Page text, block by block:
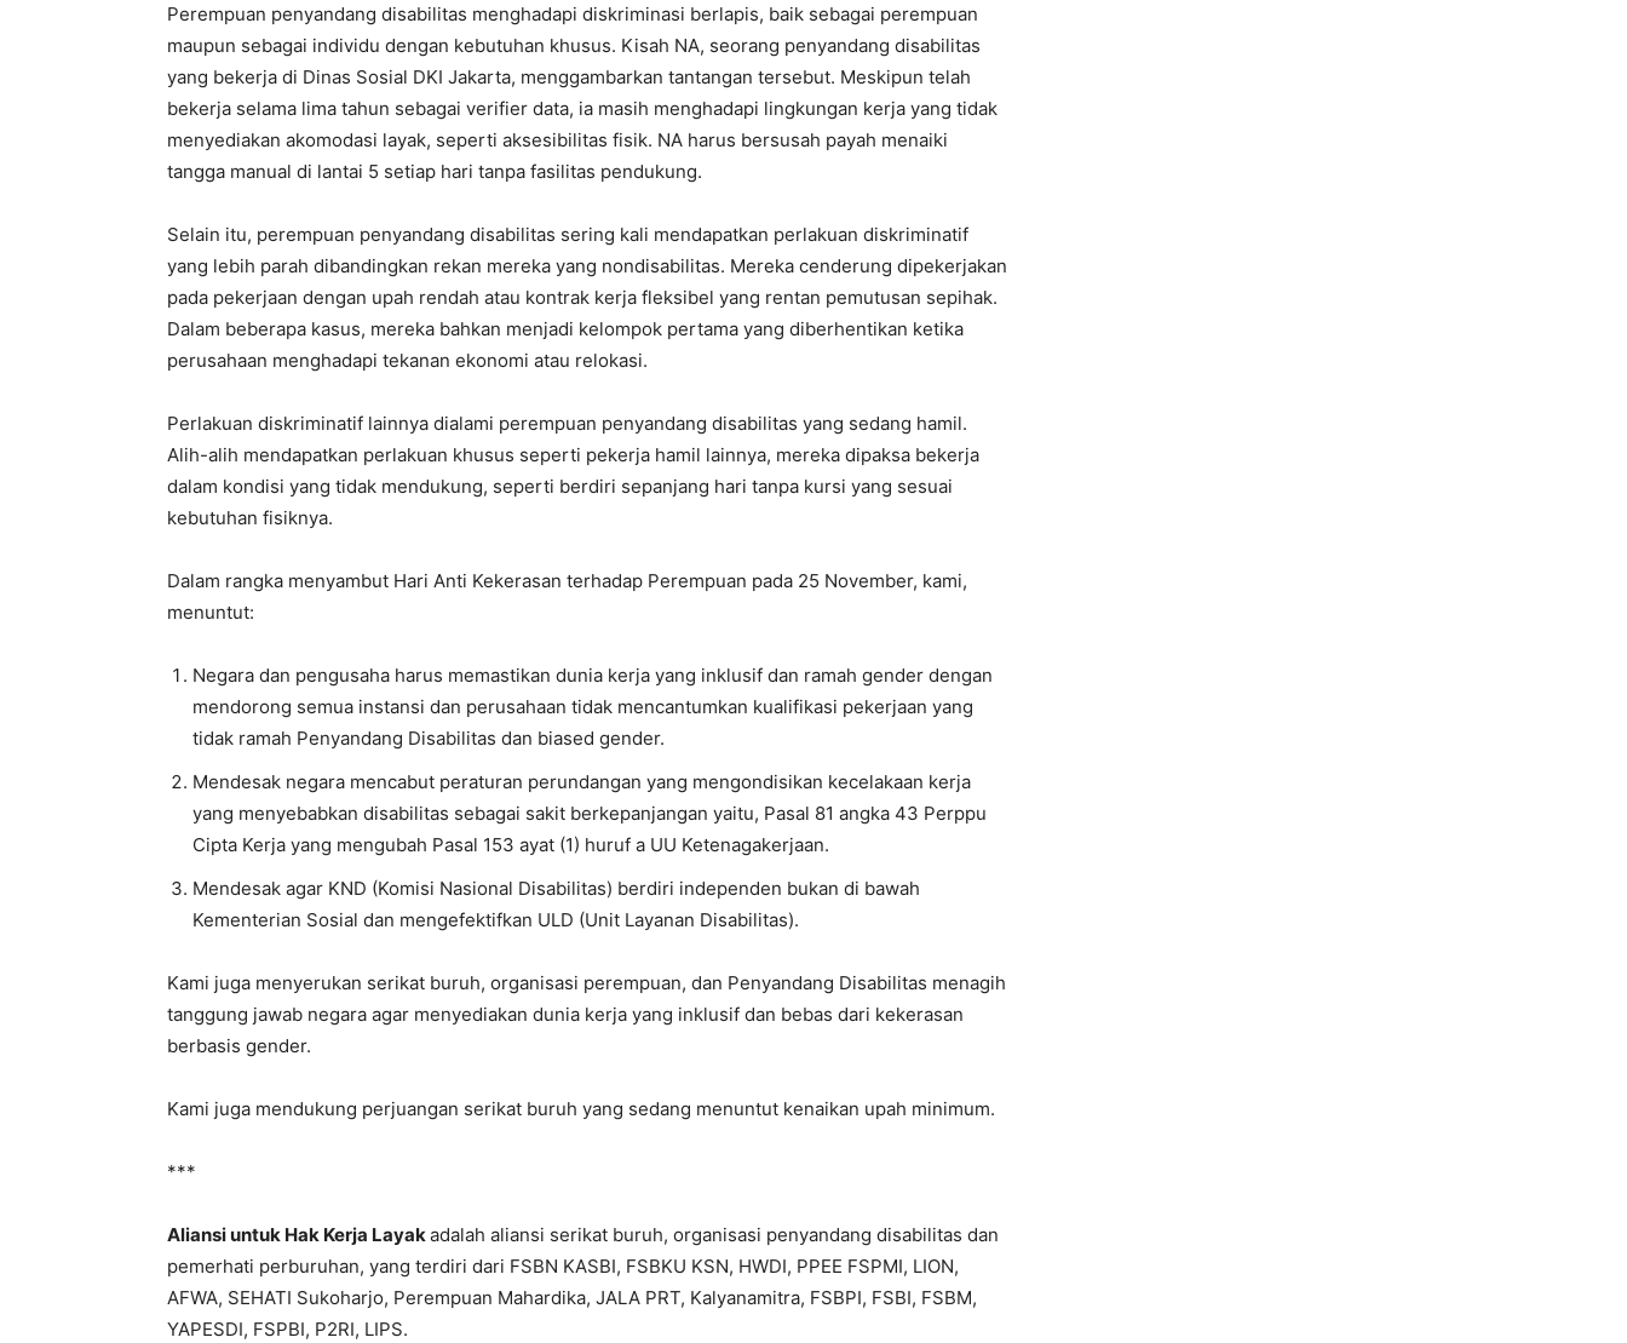
Perempuan penyandang disabilitas menghadapi diskriminasi berlapis, baik sebagai perempuan
maupun sebagai individu dengan kebutuhan khusus. Kisah NA, seorang penyandang disabilitas
yang bekerja di Dinas Sosial DKI Jakarta, menggambarkan tantangan tersebut. Meskipun telah
bekerja selama lima tahun sebagai verifier data, ia masih menghadapi lingkungan kerja yang tidak
menyediakan akomodasi layak, seperti aksesibilitas fisik. NA harus bersusah payah menaiki
tangga manual di lantai 5 setiap hari tanpa fasilitas pendukung.
Selain itu, perempuan penyandang disabilitas sering kali mendapatkan perlakuan diskriminatif
yang lebih parah dibandingkan rekan mereka yang nondisabilitas. Mereka cenderung dipekerjakan
pada pekerjaan dengan upah rendah atau kontrak kerja fleksibel yang rentan pemutusan sepihak.
Dalam beberapa kasus, mereka bahkan menjadi kelompok pertama yang diberhentikan ketika
perusahaan menghadapi tekanan ekonomi atau relokasi.
Perlakuan diskriminatif lainnya dialami perempuan penyandang disabilitas yang sedang hamil.
Alih-alih mendapatkan perlakuan khusus seperti pekerja hamil lainnya, mereka dipaksa bekerja
dalam kondisi yang tidak mendukung, seperti berdiri sepanjang hari tanpa kursi yang sesuai
kebutuhan fisiknya.
Dalam rangka menyambut Hari Anti Kekerasan terhadap Perempuan pada 25 November, kami,
menuntut:
Negara dan pengusaha harus memastikan dunia kerja yang inklusif dan ramah gender dengan
mendorong semua instansi dan perusahaan tidak mencantumkan kualifikasi pekerjaan yang
tidak ramah Penyandang Disabilitas dan biased gender.
Mendesak negara mencabut peraturan perundangan yang mengondisikan kecelakaan kerja
yang menyebabkan disabilitas sebagai sakit berkepanjangan yaitu, Pasal 81 angka 43 Perppu
Cipta Kerja yang mengubah Pasal 153 ayat (1) huruf a UU Ketenagakerjaan.
Mendesak agar KND (Komisi Nasional Disabilitas) berdiri independen bukan di bawah
Kementerian Sosial dan mengefektifkan ULD (Unit Layanan Disabilitas).
Kami juga menyerukan serikat buruh, organisasi perempuan, dan Penyandang Disabilitas menagih
tanggung jawab negara agar menyediakan dunia kerja yang inklusif dan bebas dari kekerasan
berbasis gender.
Kami juga mendukung perjuangan serikat buruh yang sedang menuntut kenaikan upah minimum.
***
Aliansi untuk Hak Kerja Layakadalah aliansi serikat buruh, organisasi penyandang disabilitas dan
pemerhati perburuhan, yang terdiri dari FSBN KASBI, FSBKU KSN, HWDI, PPEE FSPMI, LION,
AFWA, SEHATI Sukoharjo, Perempuan Mahardika, JALA PRT, Kalyanamitra, FSBPI, FSBI, FSBM,
YAPESDI, FSPBI, P2RI, LIPS.